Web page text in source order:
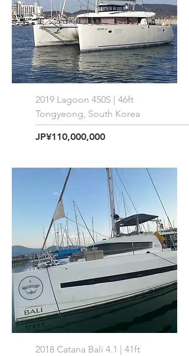
2019 Lagoon 450S | 46ft
Tongyeong, South Korea
価格
JP¥110,000,000
2018 Catana Bali 4.1 | 41ft